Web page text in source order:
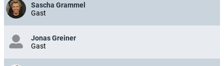
Sascha Grammel
Gast
Jonas Greiner
Gast